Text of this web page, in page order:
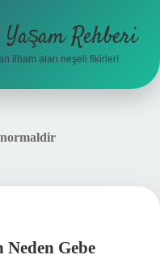
Rehberi
ilham alan neşeli fikirler!
Gebe